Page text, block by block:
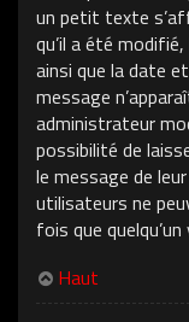
un petit texte
qu’il a été
ainsi que la date
message
administrateur
possibilité de
le message de
utilisateurs ne
fois que
Haut